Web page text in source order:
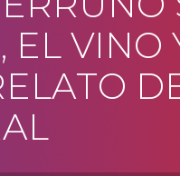
EL VINO